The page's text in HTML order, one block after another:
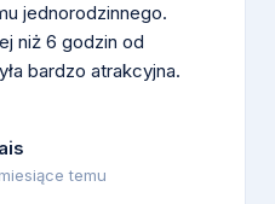
jednorodzinnego.
niż 6 godzin od
bardzo atrakcyjna.
temu